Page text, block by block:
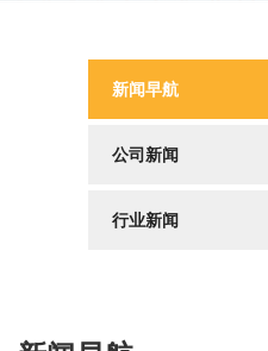
新闻早航
公司新闻
行业新闻